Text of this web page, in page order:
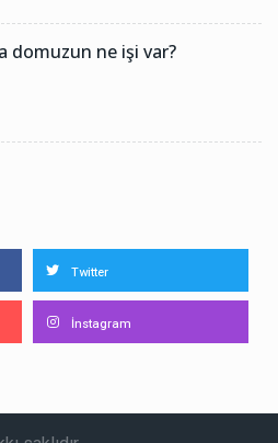
domuzun ne işi var?
Twitter
İnstagram